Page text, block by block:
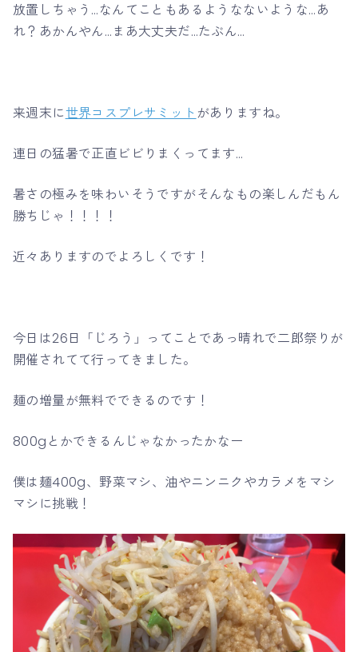
放置しちゃう…なんてこともあるようなないような…あ
れ？あかんやん…まあ大丈夫だ…たぶん…
来週末に世界コスプレサミット がありますね。
連日の猛暑で正直ビビりまくってます…
暑さの極みを味わいそうですがそんなもの楽しんだもん
勝ちじゃ！！！！
近々ありますのでよろしくです！
今日は26日「じろう」ってことであっ晴れで二郎祭りが
開催されてて行ってきました。
麺の増量が無料でできるのです！
800gとかできるんじゃなかったかなー
僕は麺400g、野菜マシ、油やニンニクやカラメをマシ
マシに挑戦！